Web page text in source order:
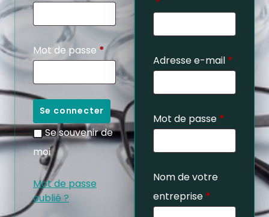
Mot de passe *
Se connecter
Se souvenir de
moi
Mot de passe
oublié ?
Adresse e-mail *
Mot de passe *
Nom de votre
entreprise *